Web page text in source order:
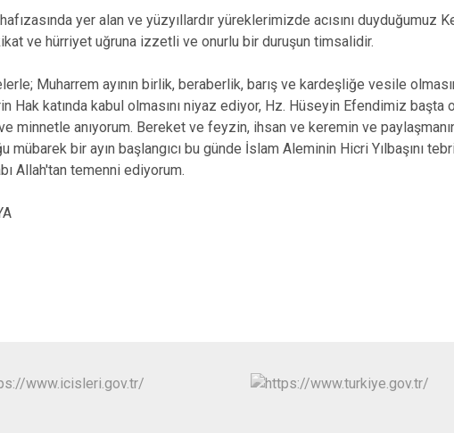
Karamürsel
Körfez
Derince
yer alan ve yüzyıllardır yüreklerimizde acısını duyduğumuz
ve hürriyet uğruna izzetli ve onurlu bir duruşun timsalidir.
Muharrem ayının birlik, beraberlik, barış ve kardeşliğe vesile
Hak katında kabul olmasını niyaz ediyor, Hz. Hüseyin Efendimiz
minnetle anıyorum. Bereket ve feyzin, ihsan ve keremin ve
mübarek bir ayın başlangıcı bu günde İslam Aleminin Hicri Yılbaşını
Allah'tan temenni ediyorum.